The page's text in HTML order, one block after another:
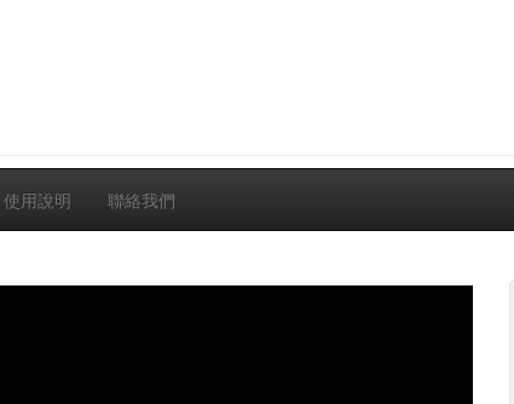
使用說明 聯絡我們